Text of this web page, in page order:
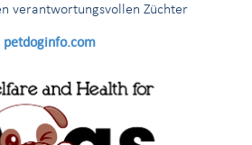
verantwortungsvollen Züchter
petdoginfo.com
Ergebnisse